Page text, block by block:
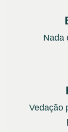
Nada
Vedação